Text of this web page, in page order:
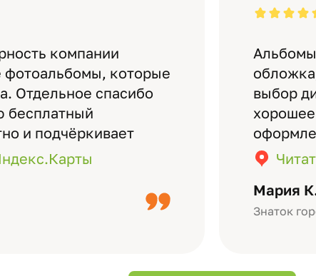
компании
фотоальбомы, которые
Отдельное спасибо
бесплатный
и подчёркивает
альбомов на высшем
дизайн….
Мария
Знаток
выбор
кадры